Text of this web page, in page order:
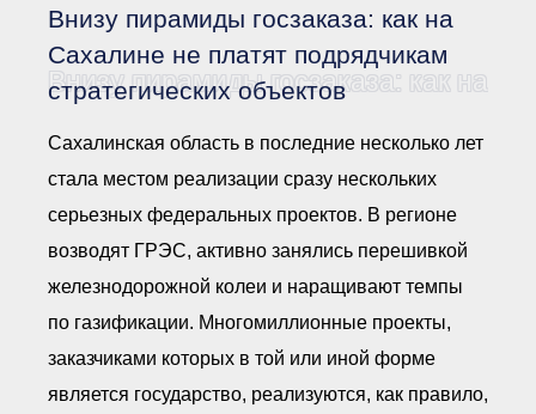
документы
● Сбор предложений во
внутренние документы
Компенсационный фонд
Реестры Ассоциации
Ассоциации
● Реестр членов
Ассоциации,
осуществляющих
объединения
● Реестр членов
Внизу пирамиды госзаказа: как на
Сахалине не платят подрядчикам
стратегических объектов
Внизу пирамиды госзаказа: как на
Сахалинская область в последние несколько лет
стала местом реализации сразу нескольких
серьезных федеральных проектов. В регионе
возводят ГРЭС, активно занялись перешивкой
железнодорожной колеи и наращивают темпы
по газификации. Многомиллионные проекты,
заказчиками которых в той или иной форме
является государство, реализуются, как правило,